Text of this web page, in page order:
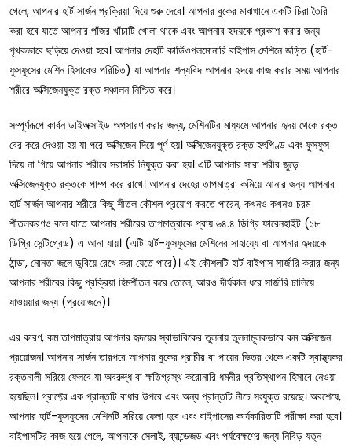
গেলে, আপনার হার্ট সার্জন প্রক্রিয়া দিয়ে শুরু দেবে। আপনার বুকের মাঝখানে একটি চিরা তৈরি
করা হবে যাতে আপনার পাঁজর খাঁচাটি খোলা থাকে এবং আপনার হৃদয়কে প্রকাশ করার জন্য
পৃথকভাবে ছড়িয়ে দেওয়া হবে। আপনার দেহটি কার্ডিওপলমোনারি বাইপাস মেশিনে জড়িত (হার্ট-
ফুসফুসের মেশিন হিসাবেও পরিচিত) যা আপনার শল্যবিদ আপনার হৃদয়ে কাজ করার সময় আপনার
শরীরে অক্সিজেনযুক্ত রক্ত সঞ্চালন নিশ্চিত করে।
সম্পূর্ণরূপে কার্বন ডাইঅক্সাইড অপসারণ করার জন্য, মেশিনটির মাধ্যমে আপনার হৃদয় থেকে রক্ত
বের করে দেওয়া হয় যা পরে অক্সিজেন দিয়ে পূর্ণ হয়। অক্সিজেনযুক্ত রক্ত হৃৎপিণ্ড এবং ফুসফুস
দিয়ে না গিয়ে আপনার শরীরে সরাসরি নিযুক্ত করা হয়। এটি আপনার সারা শরীর জুড়ে
অক্সিজেনযুক্ত রক্তকে পাম্প করে রাখে। আপনার দেহের তাপমাত্রা কমিয়ে আনার জন্য আপনার
হার্ট সার্জন আপনার শরীরে কিছু শীতল কৌশল প্রয়োগ করতে পারেন, কখনও কখনও চরম
শীতলকরণও বলে যাতে আপনার শরীরের তাপমাত্রাকে প্রায় ৬৪.৪ ডিগ্রি ফারেনহাইট (১৮
ডিগ্রি সেন্টিগ্রেড) এ আনা যায়। (এটি হার্ট-ফুসফুসের মেশিনের সাহায্যে বা আপনার হৃদয়কে
ঠান্ডা, নোনতা জলে ডুবিয়ে রেখে করা যেতে পারে)। এই কৌশলটি হার্ট বাইপাস সার্জারি করার জন্য
আপনার শরীরের কিছু প্রক্রিয়া হিমশীতল করে তোলে, আরও দীর্ঘকাল ধরে সার্জারি চালিয়ে
যাওয়য়ার জন্য (প্রয়োজনে)।
এর কারণ, কম তাপমাত্রায় আপনার হৃদয়ের স্বাভাবিকের তুলনায় তুলনামূলকভাবে কম অক্সিজেন
প্রয়োজন। আপনার সার্জন তারপরে আপনার বুকের প্রাচীর বা পায়ের ভিতর থেকে একটি স্বাস্থ্যকর
রক্তনালী সরিয়ে ফেলবে যা অবরুদ্ধ বা ক্ষতিগ্রস্থ করোনারি ধমনীর প্রতিস্থাপন হিসাবে নেওয়া
হয়েছিল। গ্রাফ্টের এক প্রান্তটি বাধার উপরে এবং অন্য প্রান্তটি নীচে সংযুক্ত রয়েছে। অবশেষে,
আপনার হার্ট-ফুসফুসের মেশিনটি সরিয়ে ফেলা হবে এবং বাইপাসের কার্যকারিতাটি পরীক্ষা করা হবে।
বাইপাসটির কাজ হয়ে গেলে, আপনাকে সেলাই, ব্যান্ডেজড এবং পর্যবেক্ষণের জন্য নিবিড় যত্ন